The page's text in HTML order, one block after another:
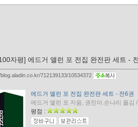
자평] 에드거 앨런 포 전집 완전판 세트 -
712139133/10534372
에드거 앨런 포 전집 완전판 세트 - 전6권
에드거 앨런 포 지음, 권진아.손나리 옮김
평점 :